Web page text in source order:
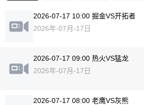
2026-07-17 10:00 掘金VS开拓者
2026年-07月-17日
2026-07-17 09:00 热火VS猛龙
2026年-07月-17日
2026-07-17 08:00 老鹰VS灰熊